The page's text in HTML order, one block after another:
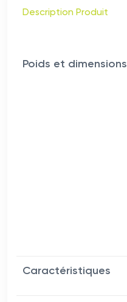
Description Produit
Poids et dimensions
Caractéristiques